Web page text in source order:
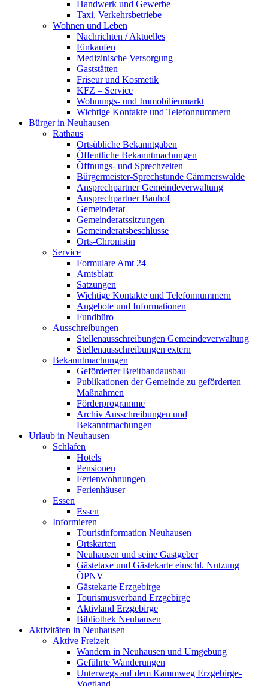
Handwerk und Gewerbe
Taxi, Verkehrsbetriebe
Wohnen und Leben
Nachrichten / Aktuelles
Einkaufen
Medizinische Versorgung
Gaststätten
Friseur und Kosmetik
KFZ – Service
Wohnungs- und Immobilienmarkt
Wichtige Kontakte und Telefonnummern
Bürger in Neuhausen
Rathaus
Ortsübliche Bekanntgaben
Öffentliche Bekanntmachungen
Öffnungs- und Sprechzeiten
Bürgermeister-Sprechstunde Cämmerswalde
Ansprechpartner Gemeindeverwaltung
Ansprechpartner Bauhof
Gemeinderat
Gemeinderatssitzungen
Gemeinderatsbeschlüsse
Orts-Chronistin
Service
Formulare Amt 24
Amtsblatt
Satzungen
Wichtige Kontakte und Telefonnummern
Angebote und Informationen
Fundbüro
Ausschreibungen
Stellenausschreibungen Gemeindeverwaltung
Stellenausschreibungen extern
Bekanntmachungen
Geförderter Breitbandausbau
Publikationen der Gemeinde zu geförderten
Maßnahmen
Förderprogramme
Archiv Ausschreibungen und
Bekanntmachungen
Urlaub in Neuhausen
Schlafen
Hotels
Pensionen
Ferienwohnungen
Ferienhäuser
Essen
Essen
Informieren
Touristinformation Neuhausen
Ortskarten
Neuhausen und seine Gastgeber
Gästetaxe und Gästekarte einschl. Nutzung
ÖPNV
Gästekarte Erzgebirge
Tourismusverband Erzgebirge
Aktivland Erzgebirge
Bibliothek Neuhausen
Aktivitäten in Neuhausen
Aktive Freizeit
Wandern in Neuhausen und Umgebung
Geführte Wanderungen
Unterwegs auf dem Kammweg Erzgebirge-